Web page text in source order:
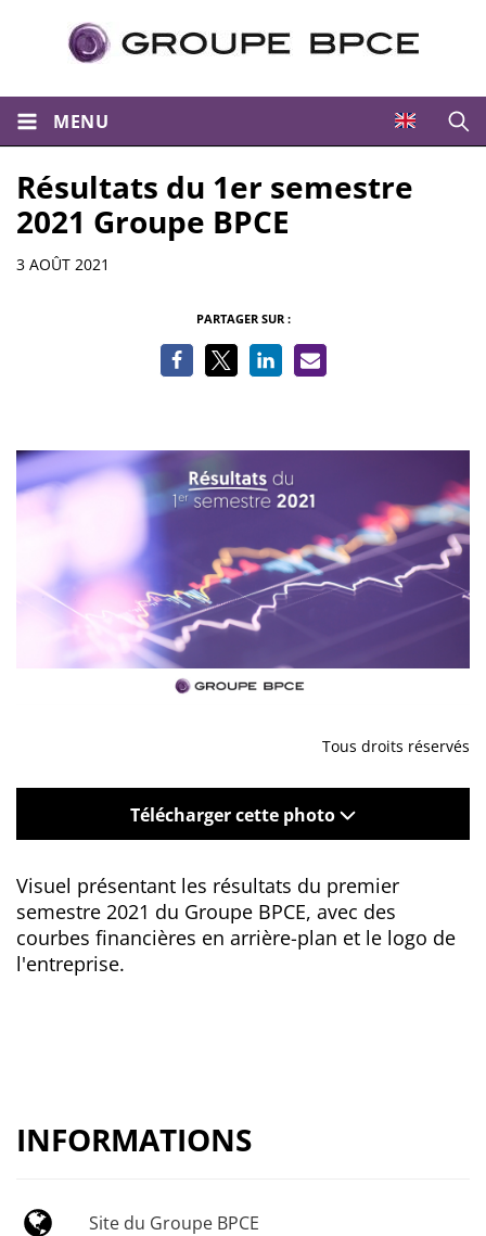
MENU
Résultats du 1er semestre
2021 Groupe BPCE
Informations
3 AOÛT 2021
PARTAGER SUR :
Tous droits réservés
Télécharger cette photo
Visuel présentant les résultats du premier
semestre 2021 du Groupe BPCE, avec des
courbes financières en arrière-plan et le logo de
l'entreprise.
INFORMATIONS
Site du Groupe BPCE